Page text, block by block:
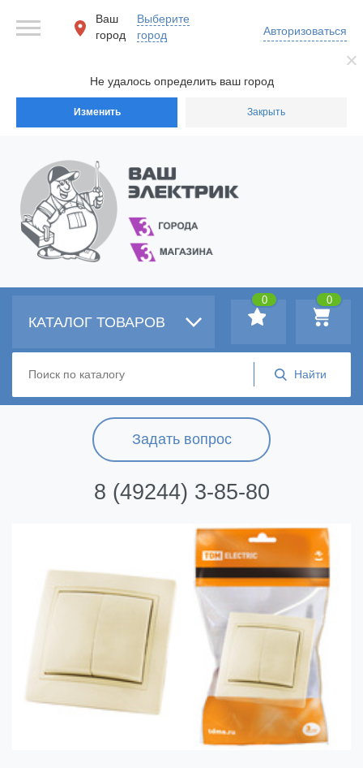
Не удалось определить ваш город
Изменить Закрыть
Ваш
город
Выберите
город
Авторизоваться
Задать вопрос
8 (49244) 3-85-80
КАТАЛОГ ТОВАРОВ
0
0